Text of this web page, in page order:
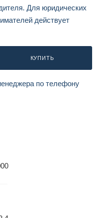
Для юридических
действует
КУПИТЬ
по телефону